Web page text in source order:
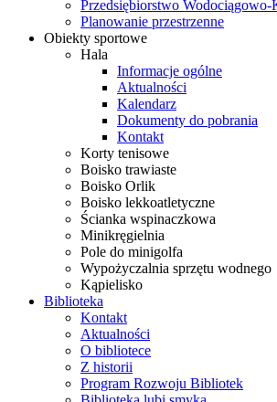
Przedsiębiorstwo Wodociągowo-
Planowanie przestrzenne
Obiekty sportowe
Hala
Informacje ogólne
Aktualności
Kalendarz
Dokumenty do pobrania
Kontakt
Korty tenisowe
Boisko trawiaste
Boisko Orlik
Boisko lekkoatletyczne
Ścianka wspinaczkowa
Minikręgielnia
Pole do minigolfa
Wypożyczalnia sprzętu wodnego
Kąpielisko
Biblioteka
Kontakt
Aktualności
O bibliotece
Z historii
Program Rozwoju Bibliotek